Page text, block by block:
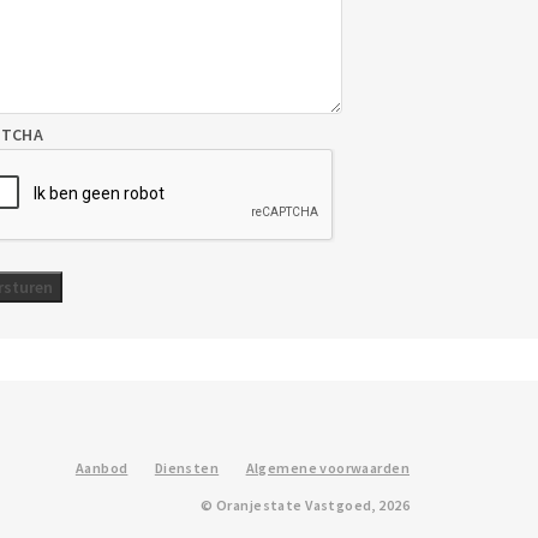
Aanbod Diensten Algemene voorwaarden
© Oranjestate Vastgoed, 2026